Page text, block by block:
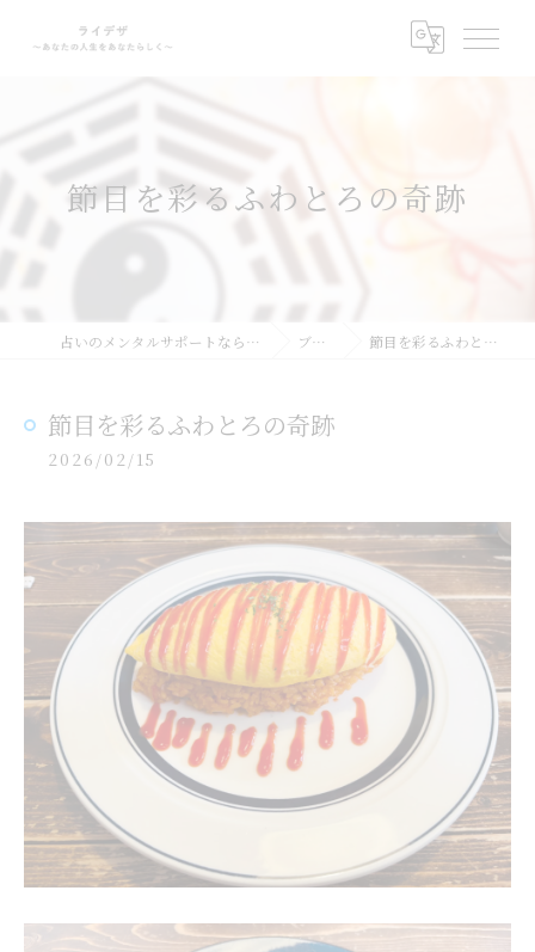
節目を彩るふわとろの奇跡
占いのメンタルサポートならライデザ ブログ 節目を彩るふわとろの奇跡
節目を彩るふわとろの奇跡
2026/02/15